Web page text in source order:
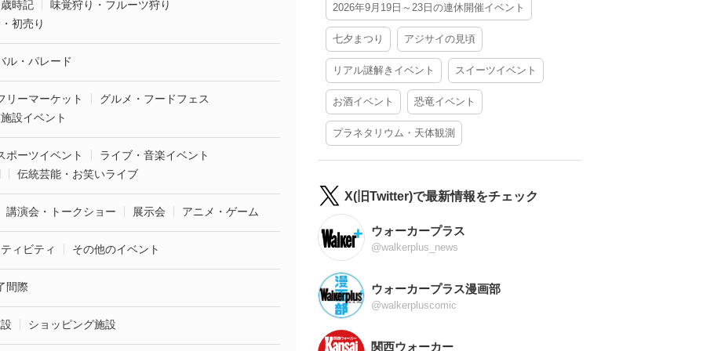
時記
味覚狩り・フルーツ狩り
初売り
ル・パレード
リーマーケット
グルメ・フードフェス
設イベント
ポーツイベント
ライブ・音楽イベント
伝統芸能・お笑いライブ
講演会・トークショー 展示会 アニメ・ゲーム
ィビティ その他のイベント
間際
ショッピング施設
2026年9月19日～23日の連休開催イベント
七夕まつり アジサイの見頃
リアル謎解きイベント スイーツイベント
お酒イベント 恐竜イベント
プラネタリウム・天体観測
X(旧Twitter)で最新情報をチェック
ウォーカープラス
@walkerplus_news
ウォーカープラス漫画部
@walkerpluscomic
関西ウォーカー